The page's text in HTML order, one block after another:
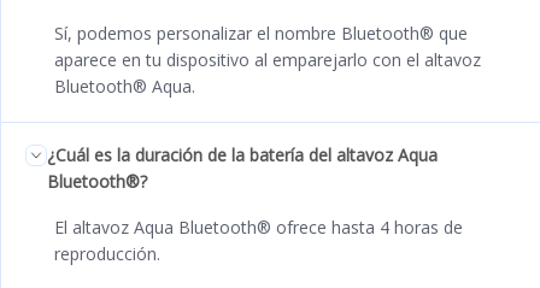
Sí, podemos personalizar el nombre Bluetooth® que
aparece en tu dispositivo al emparejarlo con el altavoz
Bluetooth® Aqua.
¿Cuál es la duración de la batería del altavoz Aqua
Bluetooth®?
El altavoz Aqua Bluetooth® ofrece hasta 4 horas de
reproducción.